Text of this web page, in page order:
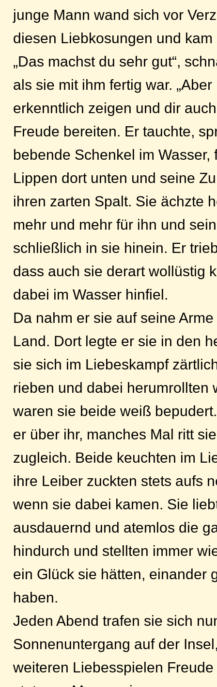
junge Mann wand sich vor
diesen Liebkosungen und
„Das machst du sehr gut“,
als sie mit ihm fertig war.
erkenntlich zeigen und dir
Freude bereiten. Er tauchte,
bebende Schenkel im Wasser,
Lippen dort unten und seine
ihren zarten Spalt. Sie ächzte
mehr und mehr für ihn und
schließlich in sie hinein. Er
dass auch sie derart wollüstig
dabei im Wasser hinfiel.
Da nahm er sie auf seine
Land. Dort legte er sie in den
sie sich im Liebeskampf
rieben und dabei herumrollten
waren sie beide weiß
er über ihr, manches Mal ritt
zugleich. Beide keuchten im
ihre Leiber zuckten stets aufs
wenn sie dabei kamen. Sie
ausdauernd und atemlos die
hindurch und stellten immer
ein Glück sie hätten, einander
haben.
Jeden Abend trafen sie sich
Sonnenuntergang auf der
weiteren Liebesspielen